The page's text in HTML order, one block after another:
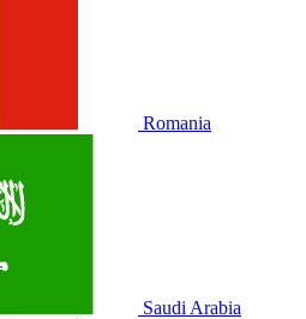
Romania
Saudi Arabia